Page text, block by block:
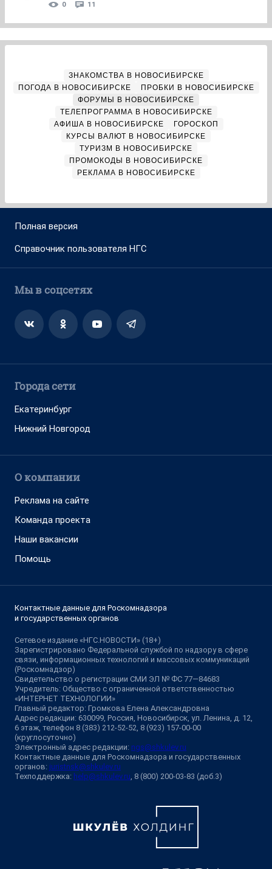
0 11
ЗНАКОМСТВА В НОВОСИБИРСКЕ
ПОГОДА В НОВОСИБИРСКЕ
ПРОБКИ В НОВОСИБИРСКЕ
ФОРУМЫ В НОВОСИБИРСКЕ
ТЕЛЕПРОГРАММА В НОВОСИБИРСКЕ
АФИША В НОВОСИБИРСКЕ
ГОРОСКОП
КУРСЫ ВАЛЮТ В НОВОСИБИРСКЕ
ТУРИЗМ В НОВОСИБИРСКЕ
ПРОМОКОДЫ В НОВОСИБИРСКЕ
РЕКЛАМА В НОВОСИБИРСКЕ
Полная версия
Справочник пользователя НГС
Мы в соцсетях
Города сети
Екатеринбург
Нижний Новгород
О компании
Реклама на сайте
Команда проекта
Наши вакансии
Помощь
Контактные данные для Роскомнадзора
и государственных органов
Сетевое издание «НГС.НОВОСТИ» (18+)
Зарегистрировано Федеральной службой по надзору в сфере
связи, информационных технологий и массовых коммуникаций
(Роскомнадзор)
Свидетельство о регистрации СМИ ЭЛ № ФС 77—84683
Учредитель: Общество с ограниченной ответственностью
«ИНТЕРНЕТ ТЕХНОЛОГИИ»
Главный редактор: Громкова Елена Александровна
Адрес редакции: 630099, Россия, Новосибирск, ул. Ленина, д. 12,
6 этаж, телефон 8 (383) 212-52-52, 8 (923) 157-00-00
(круглосуточно)
Электронный адрес редакции: ngs@shkulev.ru
Контактные данные для Роскомнадзора и государственных
органов: juristnsk@shkulev.ru
Техподдержка: help@shkulev.ru, 8 (800) 200-03-83 (доб.3)